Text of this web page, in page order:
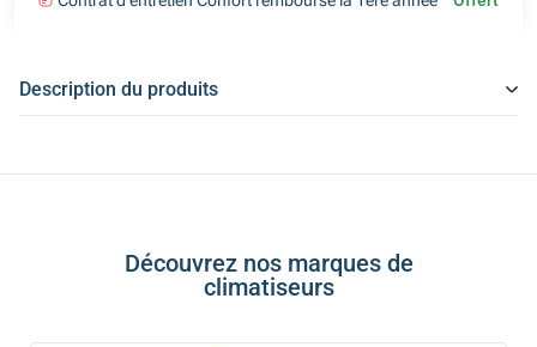
Description du produits
Découvrez nos marques de
climatiseurs